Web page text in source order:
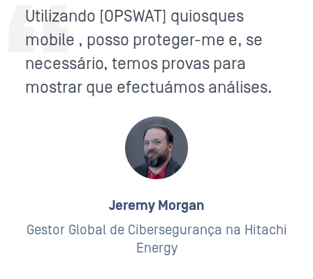
Utilizando [OPSWAT] quiosques
mobile , posso proteger-me e, se
necessário, temos provas para
mostrar que efectuámos análises.
Jeremy Morgan
Gestor Global de Cibersegurança na Hitachi
Energy